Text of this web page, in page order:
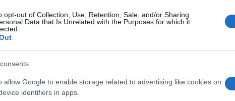
opt-out of Collection, Use, Retention, Sale, and/or Sharing
Data that Is Unrelated with the Purposes for which it
allow Google to enable storage related to advertising like cookies on
identifiers in apps.
do
Bentley rozszerzył ofertę
mogą teraz wybierać spośród pięciu
z nich wymaga około